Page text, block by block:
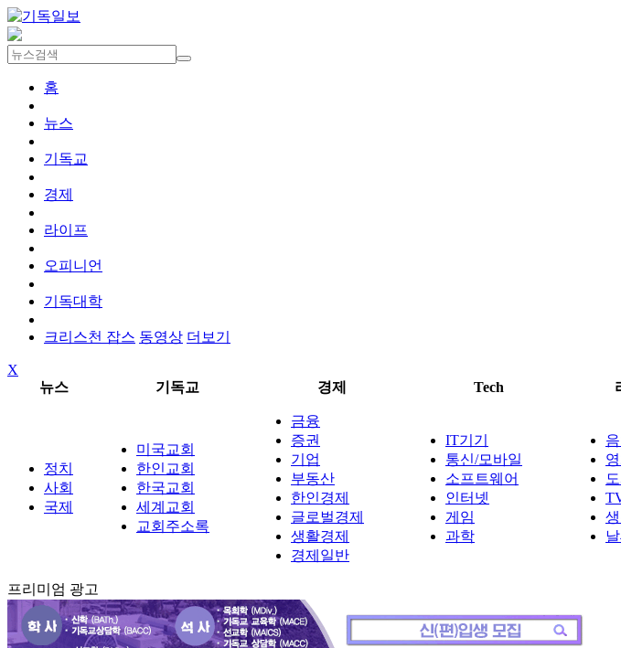
홈
뉴스
기독교
경제
라이프
오피니언
기독대학
크리스천 잡스 동영상 더보기
X
뉴스
기독교 경제 Tech
정치
사회
국제
미국교회
한인교회
한국교회
세계교회
교회주소록
금융
증권
기업
부동산
한인경제
글로벌경제
생활경제
경제일반
IT기기
통신/모바일
소프트웨어
인터넷
게임
과학
날
프리미엄 광고